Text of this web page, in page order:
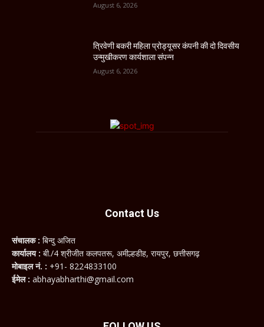
August 6, 2026
त्रिवेणी बकरी महिला प्रोड्यूसर कंपनी की दो दिवसीय
उन्मुखीकरण कार्यशाला संपन्न
August 6, 2026
Contact Us
संचालक : बिन्दु अजित
कार्यालय : बी./4 श्रीजीत कलपतरू, अमील्हडीह, रायपुर, छत्तीसगढ़
मोबाइल नं. : +91- 8224833100
ईमेल : abhayabharthi@gmail.com